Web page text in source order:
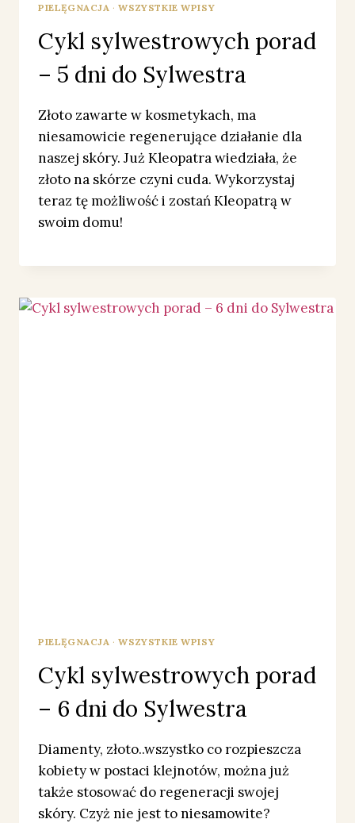
PIELĘGNACJA ·WSZYSTKIE WPISY
Cykl sylwestrowych porad
– 5 dni do Sylwestra
Złoto zawarte w kosmetykach, ma
niesamowicie regenerujące działanie dla
naszej skóry. Już Kleopatra wiedziała, że
złoto na skórze czyni cuda. Wykorzystaj
teraz tę możliwość i zostań Kleopatrą w
swoim domu!
PIELĘGNACJA ·WSZYSTKIE WPISY
Cykl sylwestrowych porad
– 6 dni do Sylwestra
Diamenty, złoto..wszystko co rozpieszcza
kobiety w postaci klejnotów, można już
także stosować do regeneracji swojej
skóry. Czyż nie jest to niesamowite?